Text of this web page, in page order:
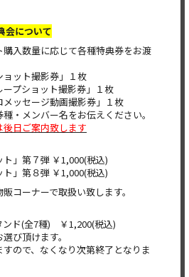
について
入数量に応じて各種特典券をお渡
ット撮影券」１枚
プショット撮影券」１枚
ッセージ動画撮影券」１枚
・メンバー名をお伝えください。
日ご案内致します
」第７弾 ￥1,000(税込)
」第８弾 ￥1,000(税込)
コーナーで取扱い致します。
ンド(全7種) ￥1,200(税込)
び頂けます。
ので、なくなり次第終了となりま